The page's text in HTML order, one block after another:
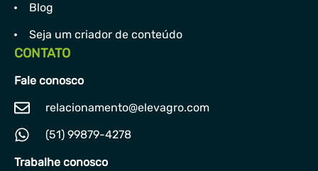
Blog
Seja um criador de conteúdo
CONTATO
Fale conosco
relacionamento@elevagro.com
(51) 99879-4278
Trabalhe conosco